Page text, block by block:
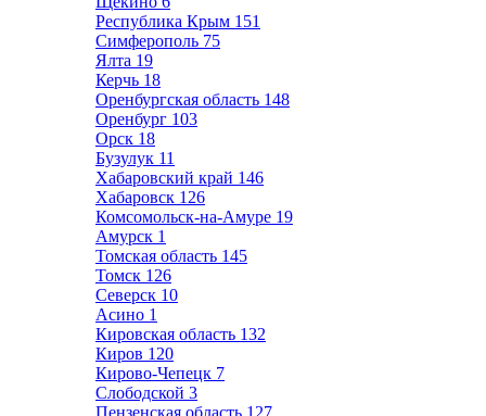
Республика Крым 151
Симферополь 75
Ялта 19
Керчь 18
Оренбургская область 148
Оренбург 103
Орск 18
Бузулук 11
Хабаровский край 146
Хабаровск 126
Комсомольск-на-Амуре 19
Амурск 1
Томская область 145
Томск 126
Северск 10
Асино 1
Кировская область 132
Киров 120
Кирово-Чепецк 7
Слободской 3
Пензенская область 127